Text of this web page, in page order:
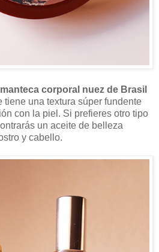
manteca corporal nuez de Brasil
tiene una textura súper fundente
con la piel. Si prefieres otro tipo
un aceite de belleza
y cabello.